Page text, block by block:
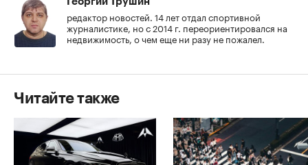
редактор новостей. 14 лет отдал спортивной
журналистике, но с 2014 г. переориентировался на
недвижимость, о чем еще ни разу не пожалел.
Читайте также